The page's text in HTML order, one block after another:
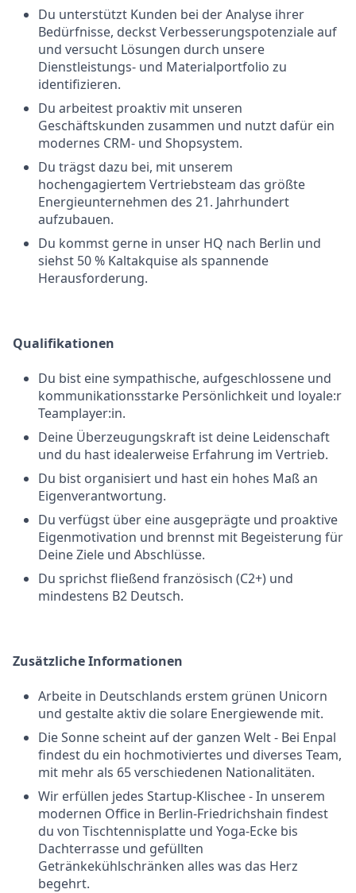
Du unterstützt Kunden bei der Analyse ihrer
Bedürfnisse, deckst Verbesserungspotenziale auf
und versucht Lösungen durch unsere
Dienstleistungs- und Materialportfolio zu
identifizieren.
Du arbeitest proaktiv mit unseren
Geschäftskunden zusammen und nutzt dafür ein
modernes CRM- und Shopsystem.
Du trägst dazu bei, mit unserem
hochengagiertem Vertriebsteam das größte
Energieunternehmen des 21. Jahrhundert
aufzubauen.
Du kommst gerne in unser HQ nach Berlin und
siehst 50 % Kaltakquise als spannende
Herausforderung.
Qualifikationen
Du bist eine sympathische, aufgeschlossene und
kommunikationsstarke Persönlichkeit und loyale:r
Teamplayer:in.
Deine Überzeugungskraft ist deine Leidenschaft
und du hast idealerweise Erfahrung im Vertrieb.
Du bist organisiert und hast ein hohes Maß an
Eigenverantwortung.
Du verfügst über eine ausgeprägte und proaktive
Eigenmotivation und brennst mit Begeisterung für
Deine Ziele und Abschlüsse.
Du sprichst fließend französisch (C2+) und
mindestens B2 Deutsch.
Zusätzliche Informationen
Arbeite in Deutschlands erstem grünen Unicorn
und gestalte aktiv die solare Energiewende mit.
Die Sonne scheint auf der ganzen Welt - Bei Enpal
findest du ein hochmotiviertes und diverses Team,
mit mehr als 65 verschiedenen Nationalitäten.
Wir erfüllen jedes Startup-Klischee - In unserem
modernen Office in Berlin-Friedrichshain findest
du von Tischtennisplatte und Yoga-Ecke bis
Dachterrasse und gefüllten
Getränkekühlschränken alles was das Herz
begehrt.